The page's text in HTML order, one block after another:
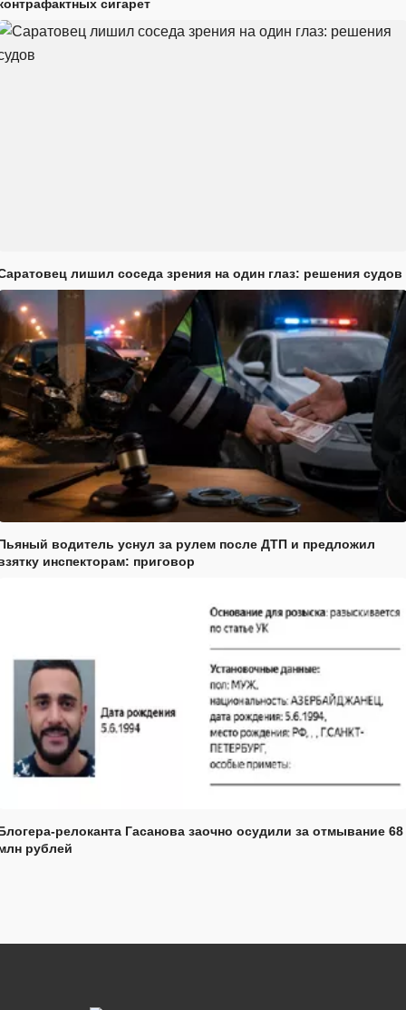
сигарет
лишил соседа зрения на один глаз: решения судов
водитель уснул за рулем после ДТП и предложил
инспекторам: приговор
релоканта Гасанова заочно осудили за отмывание 68
рублей